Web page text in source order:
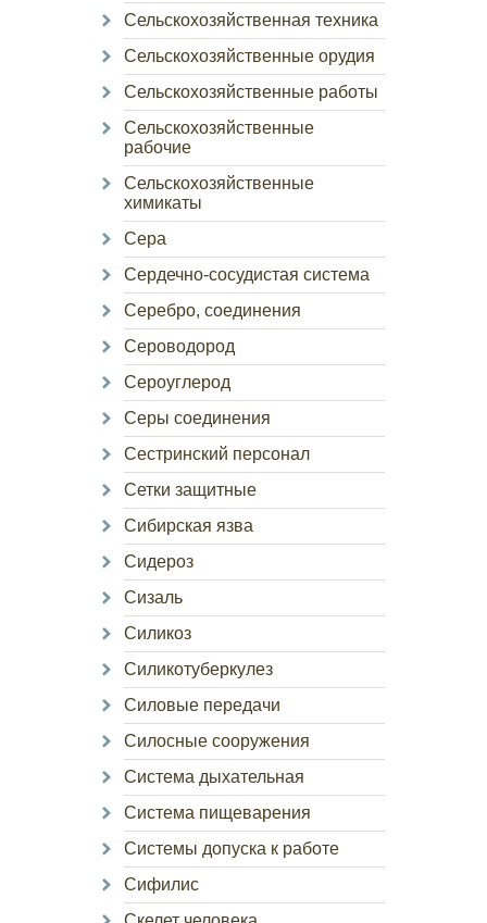
Сельскохозяйственная техника
Сельскохозяйственные орудия
Сельскохозяйственные работы
Сельскохозяйственные
рабочие
Сельскохозяйственные
химикаты
Сера
Сердечно-сосудистая система
Серебро, соединения
Сероводород
Сероуглерод
Серы соединения
Сестринский персонал
Сетки защитные
Сибирская язва
Сидероз
Сизаль
Силикоз
Силикотуберкулез
Силовые передачи
Силосные сооружения
Система дыхательная
Система пищеварения
Системы допуска к работе
Сифилис